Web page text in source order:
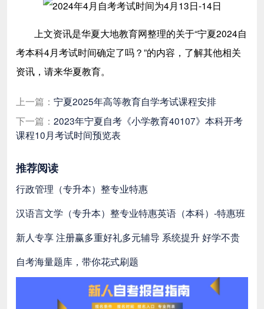
上文资讯是华夏大地教育网整理的关于“宁夏2024自
考本科4月考试时间确定了吗？”的内容，了解其他相关
资讯，请来华夏教育。
上一篇： 宁夏2025年高等教育自学考试课程安排
下一篇： 2023年宁夏自考《小学教育40107》本科开考
课程10月考试时间预览表
推荐阅读
行政管理（专升本）整专业特惠
汉语言文学（专升本）整专业特惠英语（本科）-特惠班
新人专享 注册赢多重好礼多元辅导 系统提升 好学不贵
自考海量题库，带你花式刷题